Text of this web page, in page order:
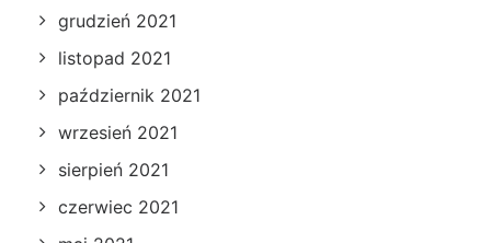
grudzień 2021
listopad 2021
październik 2021
wrzesień 2021
sierpień 2021
czerwiec 2021